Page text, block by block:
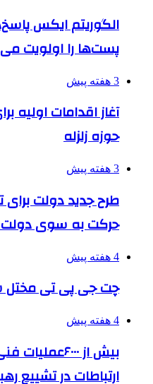
الگوریتم ایکس
پست‌ها را اولویت
3 هفته پیش
آغاز اقدامات اولیه
حوزه زلزله
3 هفته پیش
طرح جدید دولت برای
حرکت به سوی دولت
4 هفته پیش
چت جی پی تی
4 هفته پیش
بیش از
ارتباطات در تشییع